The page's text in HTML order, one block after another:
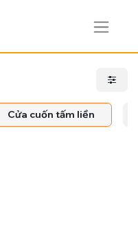
Cửa cuốn tấm liền